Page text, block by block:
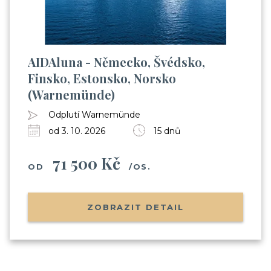
AIDAluna - Německo, Švédsko,
Finsko, Estonsko, Norsko
(Warnemünde)
Odplutí Warnemünde
od 3. 10. 2026
15 dnů
OD 71 500 Kč /OS.
ZOBRAZIT DETAIL